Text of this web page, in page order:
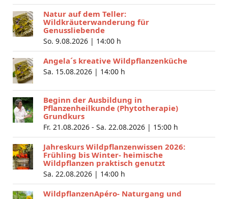
Natur auf dem Teller:
Wildkräuterwanderung für
Genussliebende
So. 9.08.2026 | 14:00 h
Angela´s kreative Wildpflanzenküche
Sa. 15.08.2026 | 14:00 h
Beginn der Ausbildung in
Pflanzenheilkunde (Phytotherapie)
Grundkurs
Fr. 21.08.2026 - Sa. 22.08.2026 | 15:00 h
Jahreskurs Wildpflanzenwissen 2026:
Frühling bis Winter- heimische
Wildpflanzen praktisch genutzt
Sa. 22.08.2026 | 14:00 h
WildpflanzenApéro- Naturgang und